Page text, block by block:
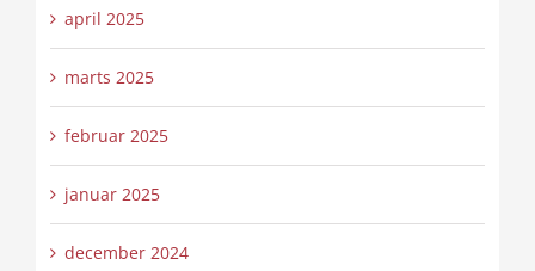
april 2025
marts 2025
februar 2025
januar 2025
december 2024